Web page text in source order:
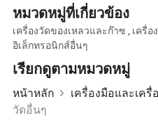
9 การลดการรบกวนที่ความถี่กำลัง
ส่วนตัวส่งสัญญาณของอุปกรณ์ธร
1 กำลังส่งสูงสุด : 4500 W
2 แหล่งจ่ายไฟสูงสุด 900V
3 กระแสไฟสูงสุดของแหล่งจ่ายไฟ
อุปกรณ์ 4 ชนิดมีอุปกรณ์ป้องกันแร
หมวดหมู่ที่เกี่ยวข้อง
เครื่องวัดของเหลวและก๊าซ , เครื่อ
อิเล็กทรอนิกส์อื่นๆ
เรียกดูตามหมวดหมู่
หน้าหลัก เครื่องมือและเครื่
วัดอื่นๆ